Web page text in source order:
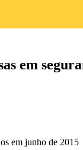
em
em junho de 2015